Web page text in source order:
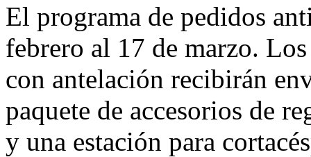
El programa de pedidos
febrero al 17 de marzo.
con antelación recibirán
paquete de accesorios de
y una estación para